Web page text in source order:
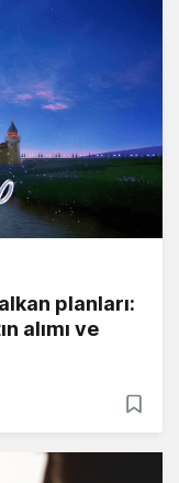
planları:
alımı ve